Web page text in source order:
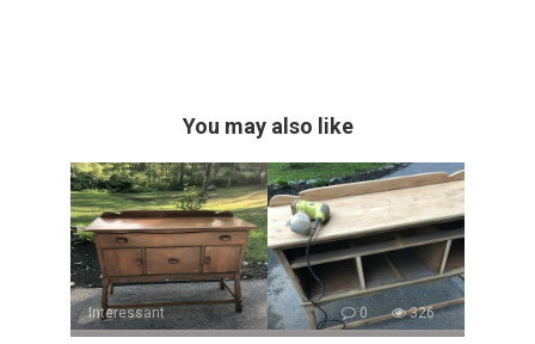
You may also like
Interessant 0 326